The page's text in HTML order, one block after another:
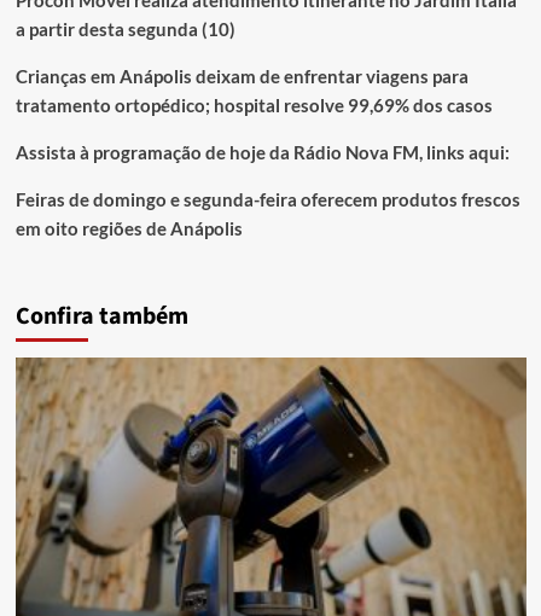
a partir desta segunda (10)
Crianças em Anápolis deixam de enfrentar viagens para
tratamento ortopédico; hospital resolve 99,69% dos casos
Assista à programação de hoje da Rádio Nova FM, links aqui:
Feiras de domingo e segunda-feira oferecem produtos frescos
em oito regiões de Anápolis
Confira também